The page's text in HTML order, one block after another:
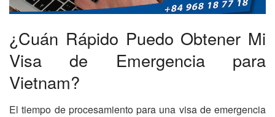
¿Cuán Rápido Puedo Obtener Mi
Visa de Emergencia para
Vietnam?
El tiempo de procesamiento para una visa de emergencia